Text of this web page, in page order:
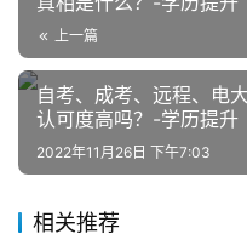
营
跨
境
电
登录
上一篇
自考、成考、远程、电
认可度高吗？-学历提升
2022年11月26日 下午7:03
相关推荐